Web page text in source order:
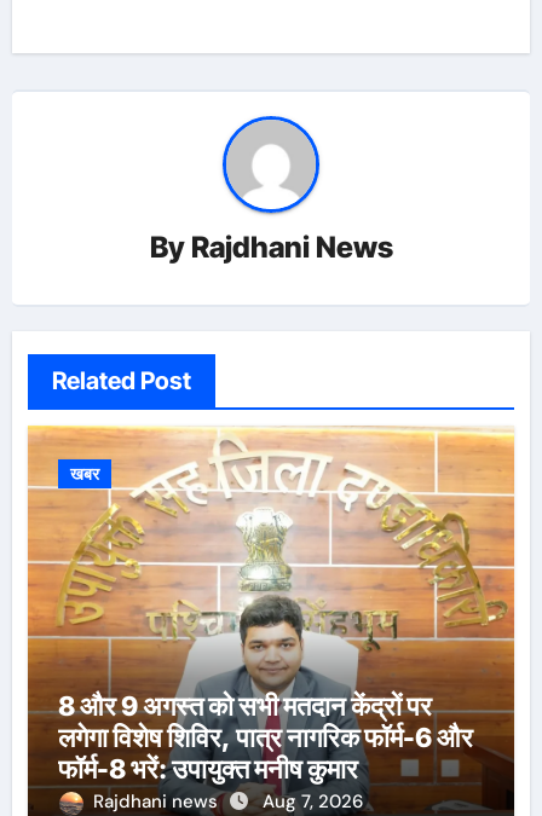
By Rajdhani News
Related Post
खबर
8 और 9 अगस्त को सभी मतदान केंद्रों पर
लगेगा विशेष शिविर, पात्र नागरिक फॉर्म-6 और
फॉर्म-8 भरें: उपायुक्त मनीष कुमार
Rajdhani news Aug 7, 2026